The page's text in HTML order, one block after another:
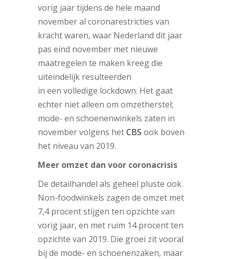
vorig jaar tijdens de hele maand
november al coronarestricties van
kracht waren, waar Nederland dit jaar
pas eind november met nieuwe
maatregelen te maken kreeg die
uiteindelijk resulteerden
in een volledige lockdown. Het gaat
echter niet alleen om omzetherstel;
mode- en schoenenwinkels zaten in
november volgens hetCBS ook boven
het niveau van 2019.
Meer omzet dan voor coronacrisis
De detailhandel als geheel pluste ook.
Non-foodwinkels zagen de omzet met
7,4 procent stijgen ten opzichte van
vorig jaar, en met ruim 14 procent ten
opzichte van 2019. Die groei zit vooral
bij de mode- en schoenenzaken, maar